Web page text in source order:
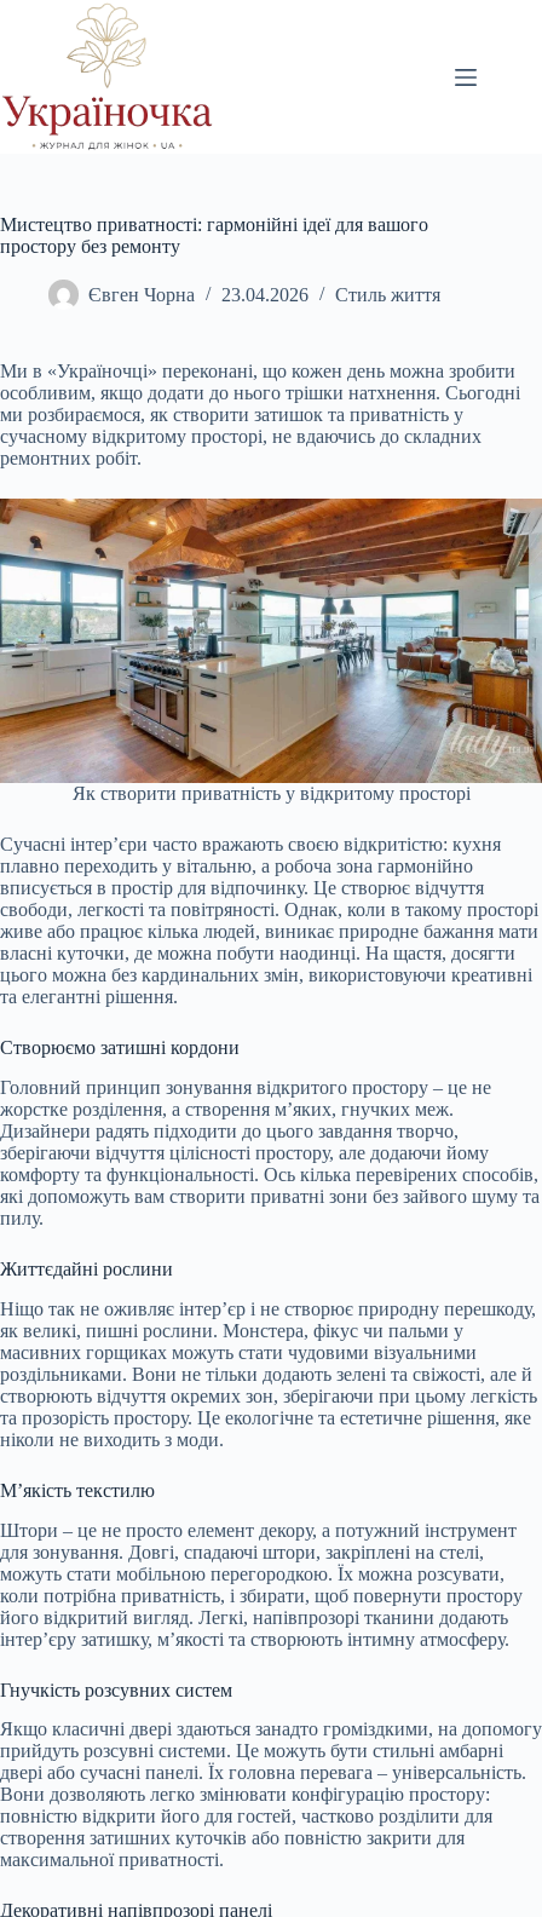
Мистецтво приватності: гармонійні ідеї для вашого
простору без ремонту
Євген Чорна 23.04.2026 Стиль життя
Ми в «Україночці» переконані, що кожен день можна зробити
особливим, якщо додати до нього трішки натхнення. Сьогодні
ми розбираємося, як створити затишок та приватність у
сучасному відкритому просторі, не вдаючись до складних
ремонтних робіт.
Як створити приватність у відкритому просторі
Сучасні інтер’єри часто вражають своєю відкритістю: кухня
плавно переходить у вітальню, а робоча зона гармонійно
вписується в простір для відпочинку. Це створює відчуття
свободи, легкості та повітряності. Однак, коли в такому просторі
живе або працює кілька людей, виникає природне бажання мати
власні куточки, де можна побути наодинці. На щастя, досягти
цього можна без кардинальних змін, використовуючи креативні
та елегантні рішення.
Створюємо затишні кордони
Головний принцип зонування відкритого простору – це не
жорстке розділення, а створення м’яких, гнучких меж.
Дизайнери радять підходити до цього завдання творчо,
зберігаючи відчуття цілісності простору, але додаючи йому
комфорту та функціональності. Ось кілька перевірених способів,
які допоможуть вам створити приватні зони без зайвого шуму та
пилу.
Життєдайні рослини
Ніщо так не оживляє інтер’єр і не створює природну перешкоду,
як великі, пишні рослини. Монстера, фікус чи пальми у
масивних горщиках можуть стати чудовими візуальними
роздільниками. Вони не тільки додають зелені та свіжості, але й
створюють відчуття окремих зон, зберігаючи при цьому легкість
та прозорість простору. Це екологічне та естетичне рішення, яке
ніколи не виходить з моди.
М’якість текстилю
Штори – це не просто елемент декору, а потужний інструмент
для зонування. Довгі, спадаючі штори, закріплені на стелі,
можуть стати мобільною перегородкою. Їх можна розсувати,
коли потрібна приватність, і збирати, щоб повернути простору
його відкритий вигляд. Легкі, напівпрозорі тканини додають
інтер’єру затишку, м’якості та створюють інтимну атмосферу.
Гнучкість розсувних систем
Якщо класичні двері здаються занадто громіздкими, на допомогу
прийдуть розсувні системи. Це можуть бути стильні амбарні
двері або сучасні панелі. Їх головна перевага – універсальність.
Вони дозволяють легко змінювати конфігурацію простору:
повністю відкрити його для гостей, частково розділити для
створення затишних куточків або повністю закрити для
максимальної приватності.
Декоративні напівпрозорі панелі